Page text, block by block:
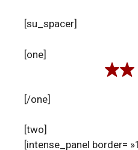
[su_spacer]
[one]
[/one]
[two]
[intense_panel border=